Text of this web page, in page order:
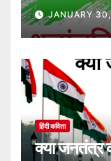
JANUARY
हिंदी कविता
क्या जनतंत्र